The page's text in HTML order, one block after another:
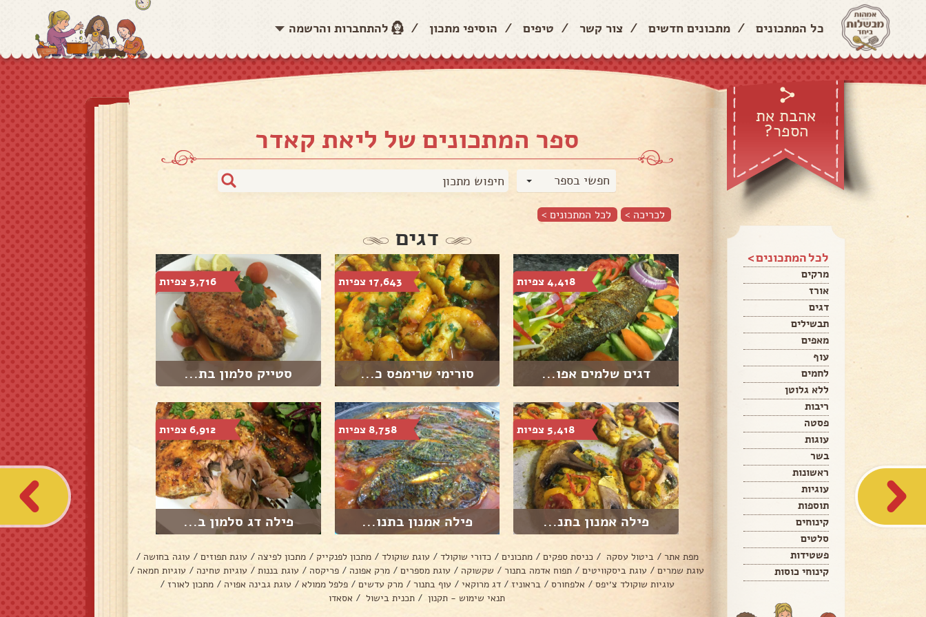
כל המתכונים / מתכונים חדשים / צור קשר / טיפים / הוסיפי מתכון / להתחברות והרשמה
אהבת את
הספר?
לכל המתכונים >
מרקים
אורז
דגים
תבשילים
מאפים
עוף
לחמים
ללא גלוטן
ריבות
פסטה
עוגות
בשר
ראשונות
עוגיות
תוספות
קינוחים
סלטים
פשטידות
קינוחי כוסות
ספר המתכונים של ליאת קאדר
חפשי בספר
לכריכה > לכל המתכונים >
דגים
4,418 צפיות
דגים שלמים אפו...
17,643 צפיות
סורימי שרימפס כ...
3,716 צפיות
סטייק סלמון בת...
5,418 צפיות
פילה אמנון בתנ...
8,758 צפיות
פילה אמנון בתנו...
6,912 צפיות
פילה דג סלמון ב...
מפת אתר / ביטול עסקה / כניסת ספקים / מתכונים / כדורי שוקולד / עוגת שוקולד / מתכון לפנקייק / מתכון לפיצה / עוגת תפוזים / עוגה בחושה /
עוגת שמרים / עוגת ביסקוויטים / תפוח אדמה בתנור / שקשוקה / עוגת מספרים / מרק אפונה / פריקסה / עוגת בננות / עוגיות טחינה / עוגיות חמאה /
עוגיות שוקולד צ׳יפס / אלפחורס / בראוניז / דג מרוקאי / עוף בתנור / מרק עדשים / פלפל ממולא / עוגת גבינה אפויה / מתכון לאורז /
תנאי שימוש - תקנון / תכנית בישול / אסאדו